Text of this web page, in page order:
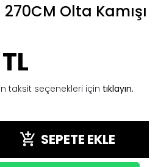
Olta Kamışı
taksit seçenekleri için tıklayın.
SEPETE EKLE